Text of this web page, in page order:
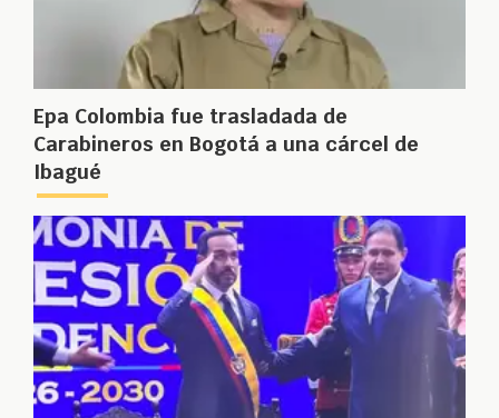
Epa Colombia fue trasladada de
Carabineros en Bogotá a una cárcel de
Ibagué